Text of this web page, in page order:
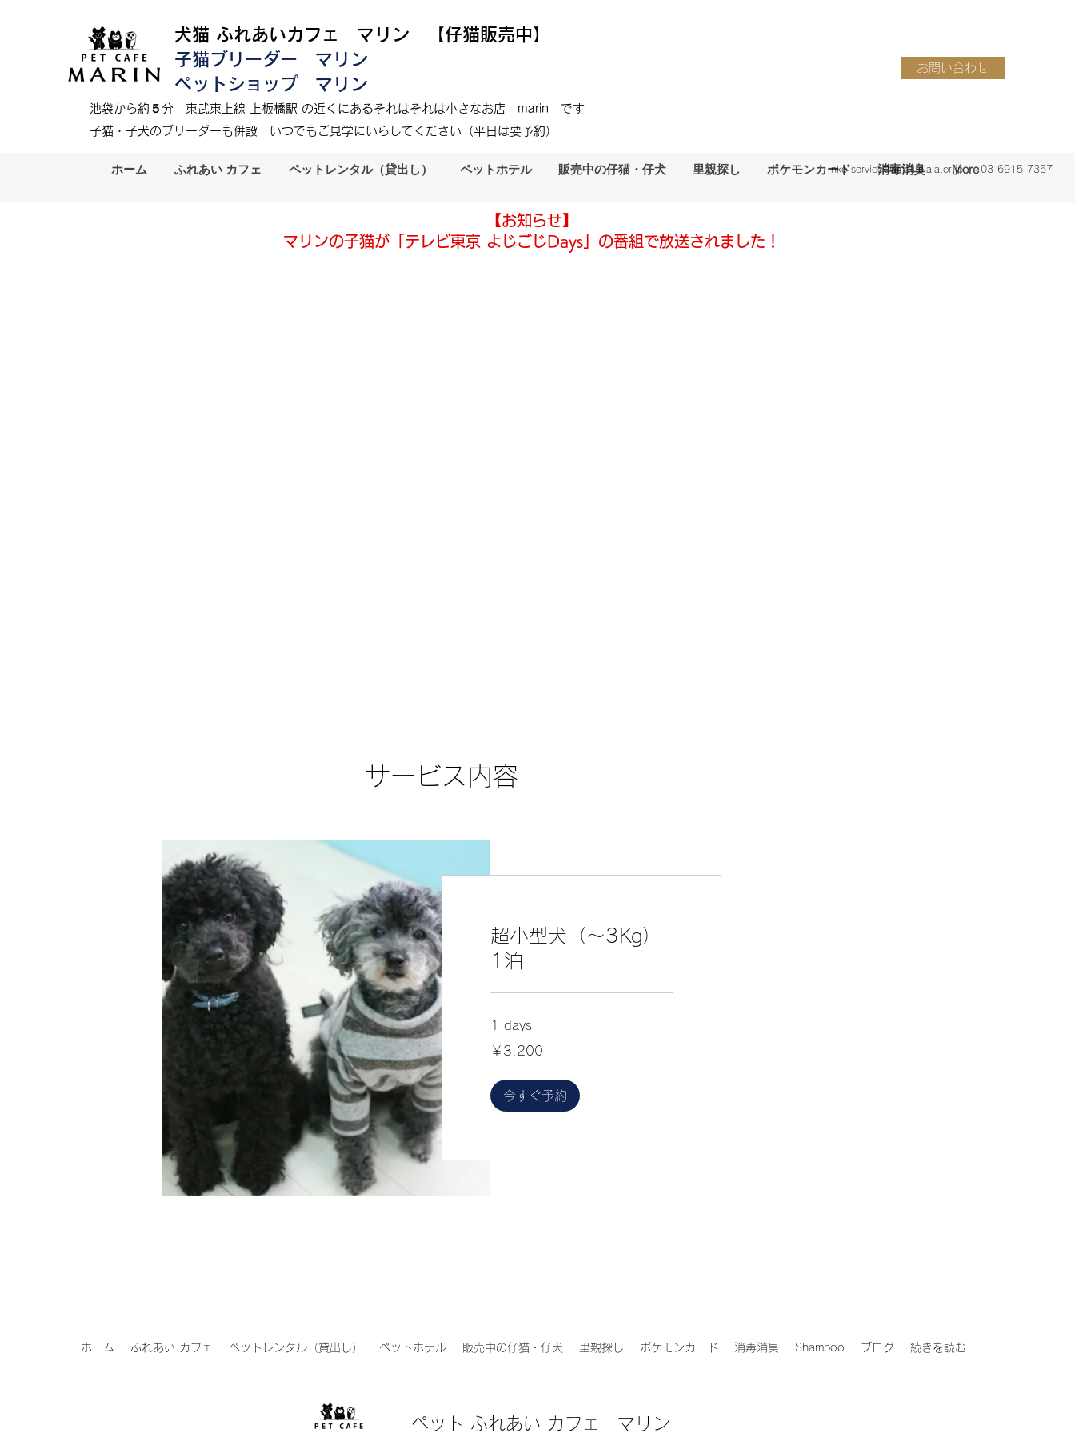
犬猫 ふれあいカフェ マリン 【仔猫販売中】
子猫ブリーダー マリン
​池袋から約５分 東武東上線 上板橋駅 の近くにあるそれはそれは小さなお店 marin です
​子猫・子犬のブリーダーも併設 いつでもご見学にいらしてください（平日は要予約）
ペットショップ マリン
お問い合わせ
ホーム ふれあい カフェ ペットレンタル（貸出し） ペットホテル 販売中の仔猫・仔犬 里親探し ポケモンカード 消毒消臭 More
nko-service@amail.plala.or.jp 03-6915-7357
【お知らせ】
マリンの子猫が「テレビ東京 よじごじDays」の番組で放送されました！
サービス内容
超小型犬（〜3Kg）
1泊
1 days
円
￥3,200
今すぐ予約
ホーム ふれあい カフェ ペットレンタル（貸出し） ペットホテル 販売中の仔猫・仔犬 里親探し ポケモンカード 消毒消臭 Shampoo ブログ 続きを読む
ペット ふれあい カフェ マリン